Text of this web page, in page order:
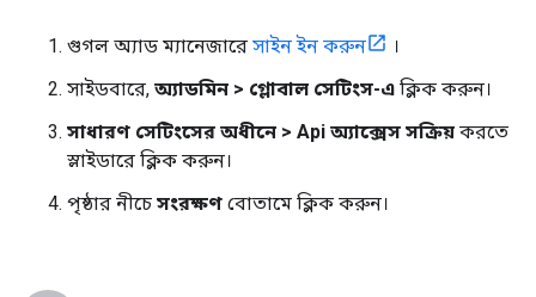
গুগল অ্যাড ম্যানেজারে সাইন ইন করুন
।
সাইডবারে, অ্যাডমিন > গ্লোবাল সেটিংস-এ ক্লিক করুন।
সাধারণ সেটিংসের অধীনে > Api অ্যাক্সেস সক্রিয় করতে
স্লাইডারে ক্লিক করুন।
পৃষ্ঠার নীচে সংরক্ষণ বোতামে ক্লিক করুন।